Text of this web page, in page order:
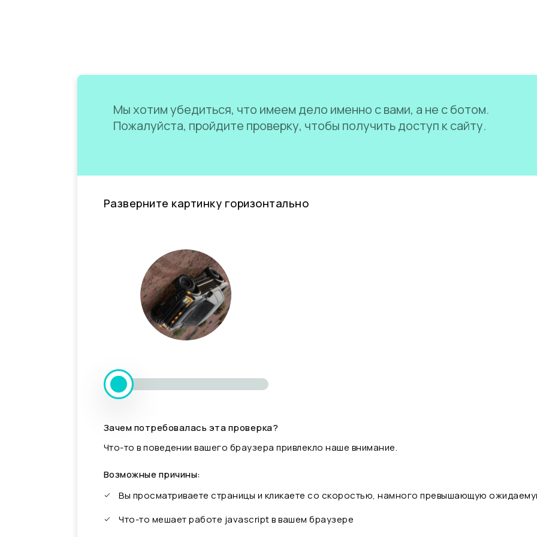
Мы хотим убедиться, что имеем дело именно с вами, а не с ботом.
Пожалуйста, пройдите проверку, чтобы получить доступ к сайту.
Разверните картинку горизонтально
Зачем потребовалась эта проверка?
Что-то в поведении вашего браузера привлекло наше внимание.
Возможные причины:
Вы просматриваете страницы и кликаете со скоростью, намного превышающую
Что-то мешает работе javascript в вашем браузере